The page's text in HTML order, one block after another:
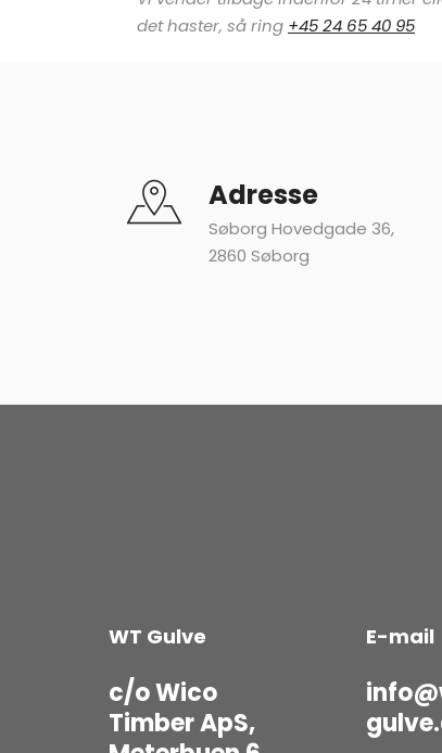
det haster, så ring +45 24 65 40 95
Adresse
Søborg Hovedgade 36,
2860 Søborg
WT Gulve
c/o Wico
Timber ApS,
E-mail